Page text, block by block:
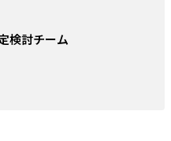
検討チーム